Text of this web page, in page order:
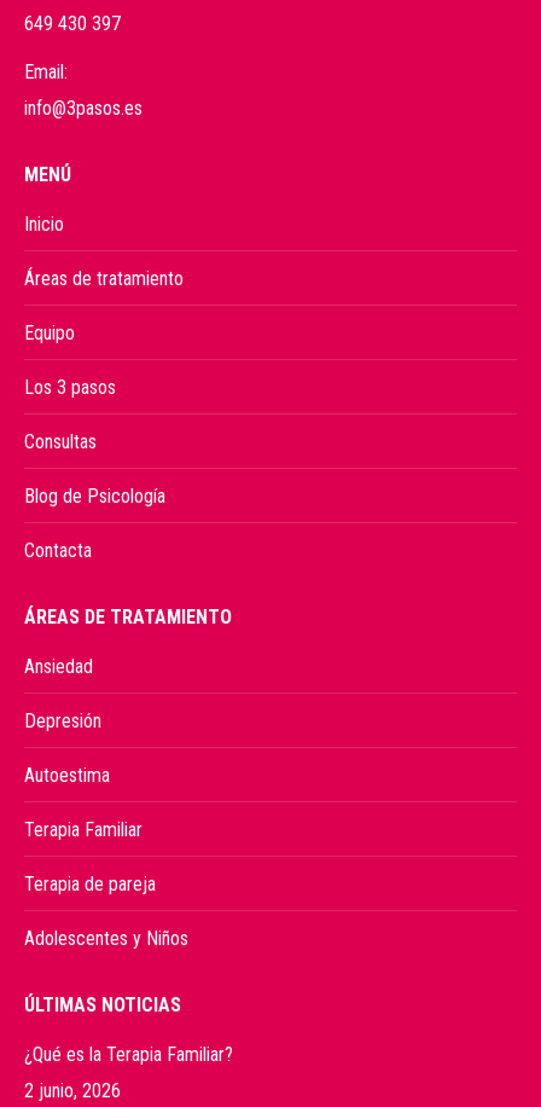
649 430 397
Email:
info@3pasos.es
MENÚ
Inicio
Áreas de tratamiento
Equipo
Los 3 pasos
Consultas
Blog de Psicología
Contacta
ÁREAS DE TRATAMIENTO
Ansiedad
Depresión
Autoestima
Terapia Familiar
Terapia de pareja
Adolescentes y Niños
ÚLTIMAS NOTICIAS
¿Qué es la Terapia Familiar?
2 junio, 2026